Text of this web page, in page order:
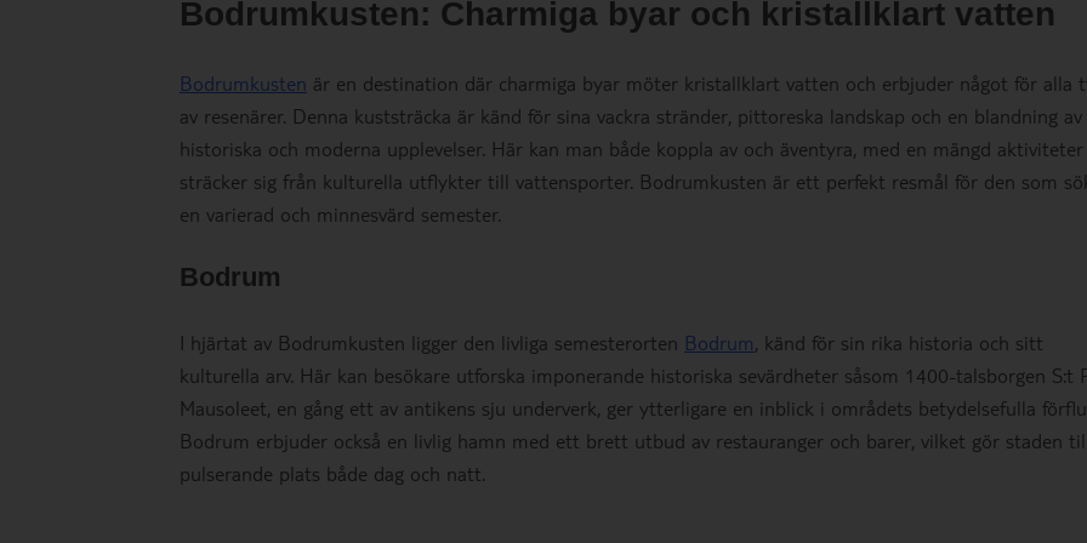
Bodrumkusten: Charmiga byar och kristallklart vatten
Bodrumkusten är en destination där charmiga byar möter kristallklart vatten och erbjuder något för alla
av resenärer. Denna kuststräcka är känd för sina vackra stränder, pittoreska landskap och en blandning av
historiska och moderna upplevelser. Här kan man både koppla av och äventyra, med en mängd
sträcker sig från kulturella utflykter till vattensporter. Bodrumkusten är ett perfekt resmål för den som
en varierad och minnesvärd semester.
Bodrum
I hjärtat av Bodrumkusten ligger den livliga semesterorten Bodrum, känd för sin rika historia och sitt
kulturella arv. Här kan besökare utforska imponerande historiska sevärdheter såsom 1400-talsborgen S:t
Mausoleet, en gång ett av antikens sju underverk, ger ytterligare en inblick i områdets betydelsefulla
Bodrum erbjuder också en livlig hamn med ett brett utbud av restauranger och barer, vilket gör staden
pulserande plats både dag och natt.